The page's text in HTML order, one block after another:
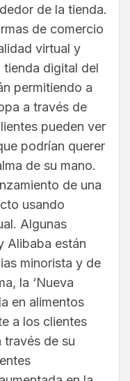
de la tienda.
de comercio
virtual y
tienda digital del
permitiendo a
a través de
pueden ver
podrían querer
de su mano.
de una
usando
Algunas
Alibaba están
minorista y de
la ‘Nueva
en alimentos
a los clientes
través de su